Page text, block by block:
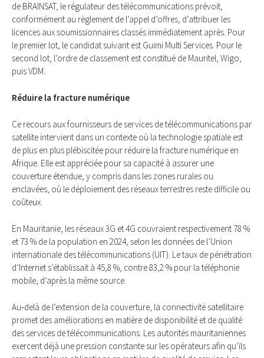
de BRAINSAT, le régulateur des télécommunications prévoit,
conformément au règlement de l’appel d’offres, d’attribuer les
licences aux soumissionnaires classés immédiatement après. Pour
le premier lot, le candidat suivant est Guimi Multi Services. Pour le
second lot, l’ordre de classement est constitué de Mauritel, Wigo,
puis VDM.
Réduire la fracture numérique
Ce recours aux fournisseurs de services de télécommunications par
satellite intervient dans un contexte où la technologie spatiale est
de plus en plus plébiscitée pour réduire la fracture numérique en
Afrique. Elle est appréciée pour sa capacité à assurer une
couverture étendue, y compris dans les zones rurales ou
enclavées, où le déploiement des réseaux terrestres reste difficile ou
coûteux.
En Mauritanie, les réseaux 3G et 4G couvraient respectivement 78 %
et 73 % de la population en 2024, selon les données de l’Union
internationale des télécommunications (UIT). Le taux de pénétration
d’Internet s’établissait à 45,8 %, contre 83,2 % pour la téléphonie
mobile, d’après la même source.
Au‑delà de l’extension de la couverture, la connectivité satellitaire
promet des améliorations en matière de disponibilité et de qualité
des services de télécommunications. Les autorités mauritaniennes
exercent déjà une pression constante sur les opérateurs afin qu’ils